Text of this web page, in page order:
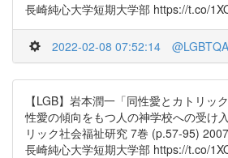
長崎純心大学短期大学部 https://t.co/
2022-02-08 07:52:14
【LGB】岩本潤一「同性愛とカトリッ
性愛の傾向をもつ人の神学校への受け
リック社会福祉研究 7巻 (p.57-95)
長崎純心大学短期大学部 https://t.co/